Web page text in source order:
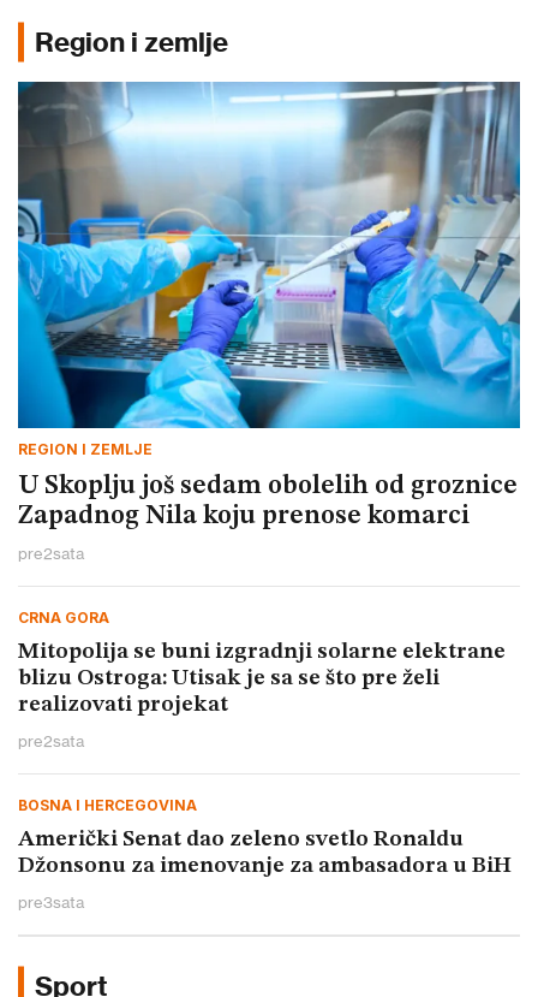
Region i zemlje
REGION I ZEMLJE
U Skoplju još sedam obolelih od groznice
Zapadnog Nila koju prenose komarci
pre2sata
CRNA GORA
Mitopolija se buni izgradnji solarne elektrane
blizu Ostroga: Utisak je sa se što pre želi
realizovati projekat
pre2sata
BOSNA I HERCEGOVINA
Američki Senat dao zeleno svetlo Ronaldu
Džonsonu za imenovanje za ambasadora u BiH
pre3sata
Sport